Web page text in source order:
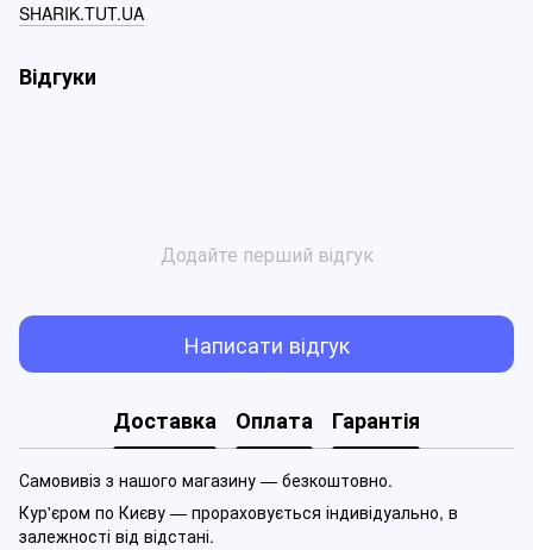
SHARIK.TUT.UA
Відгуки
Додайте перший відгук
Написати відгук
Доставка Оплата Гарантія
Самовивіз з нашого магазину — безкоштовно.
Кур'єром по Києву — прораховується індивідуально, в
залежності від відстані.